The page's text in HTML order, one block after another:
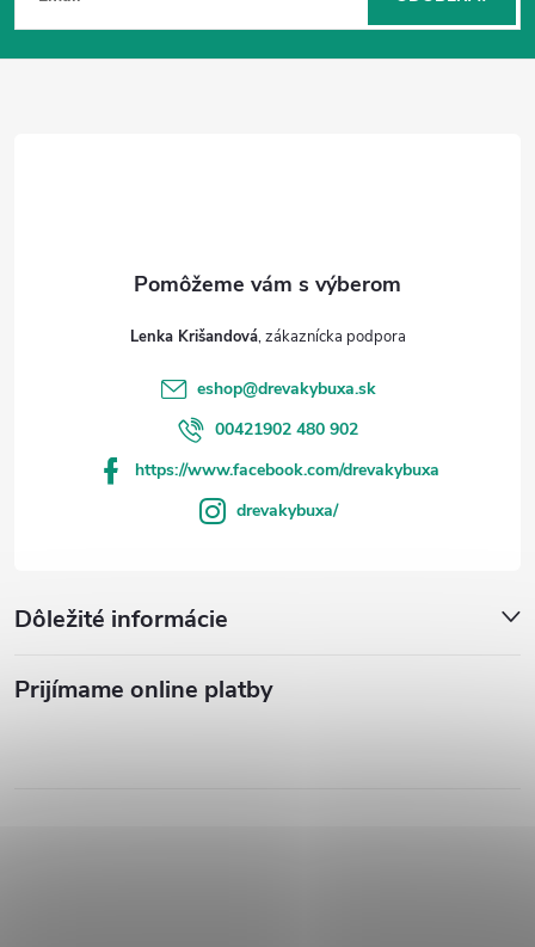
p
ä
Lenka Krišandová
eshop@drevakybuxa.sk
00421902 480 902
https://www.facebook.com/drevakybuxa
drevakybuxa/
Dôležité informácie
Prijímame online platby